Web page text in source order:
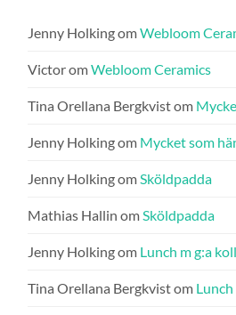
Jenny HolkingomWebloom
VictoromWebloom Ceramics
Tina Orellana Bergkvistom
Jenny Holkingom Mycket som
Jenny HolkingomSköldpadda
Mathias Hallin omSköldpadda
Jenny Holkingom Lunch m g:a
Tina Orellana Bergkvistom